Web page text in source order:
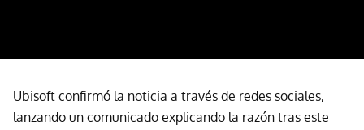
Ubisoft confirmó la noticia a través de redes sociales,
lanzando un comunicado explicando la razón tras este